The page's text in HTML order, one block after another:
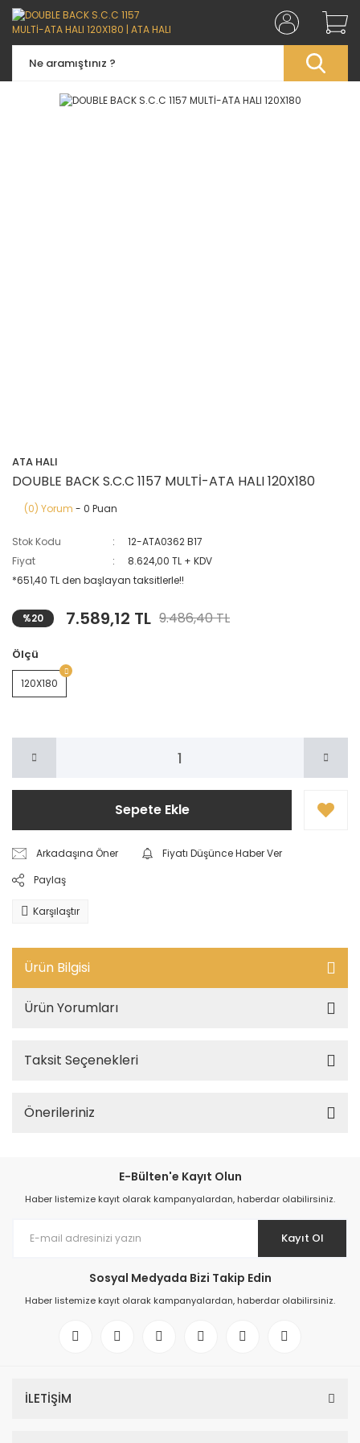
ATA HALI
DOUBLE BACK S.C.C 1157 MULTİ-ATA HALI 120X180
(0) Yorum - 0 Puan
Stok Kodu
12-ATA0362 B17
Fiyat
8.624,00 TL + KDV
*651,40 TL den başlayan taksitlerle!!
%20 7.589,12 TL 9.486,40 TL
Ölçü
120X180
Sepete Ekle
Arkadaşına Öner
Fiyatı Düşünce Haber Ver
Paylaş
Karşılaştır
Ürün Bilgisi
Ürün Yorumları
Taksit Seçenekleri
Önerileriniz
E-Bülten'e Kayıt Olun
Haber listemize kayıt olarak kampanyalardan, haberdar olabilirsiniz.
Kayıt Ol
Sosyal Medyada Bizi Takip Edin
Haber listemize kayıt olarak kampanyalardan, haberdar olabilirsiniz.
İLETİŞİM